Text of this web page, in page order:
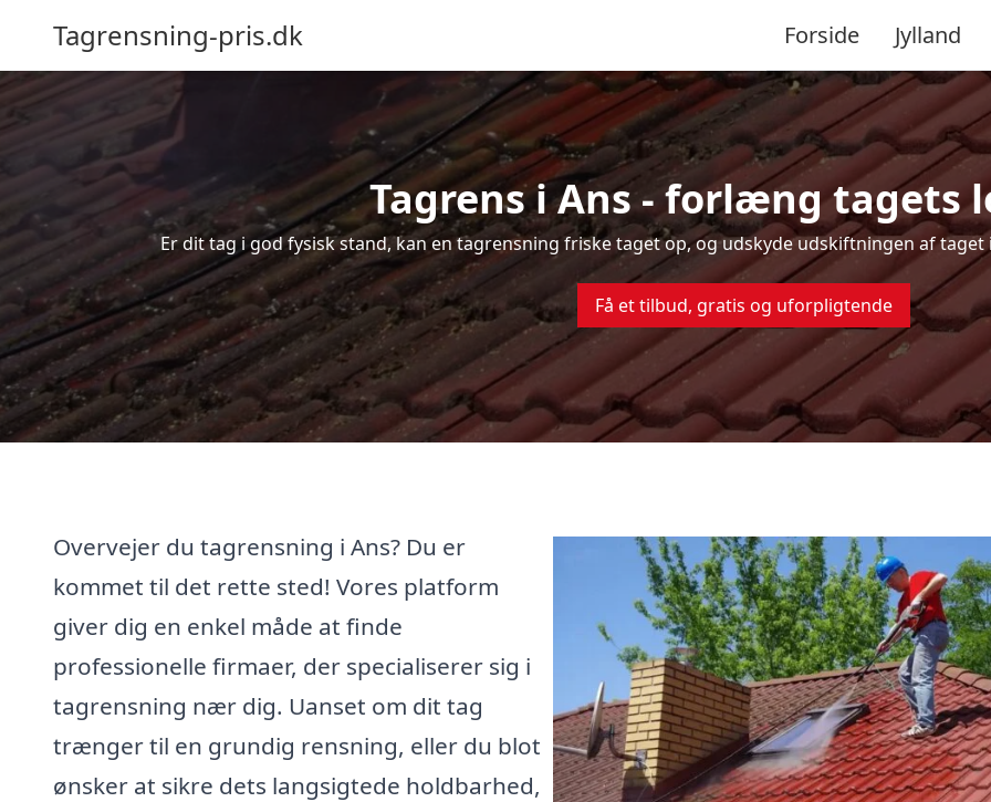
Tagrensning-pris.dk Forside Jylland
Tagrens i Ans - forlæng tagets
Er dit tag i god fysisk stand, kan en tagrensning friske taget op, og udskyde udskiftningen af taget
Få et tilbud, gratis og uforpligtende
Overvejer du tagrensning i Ans? Du er
kommet til det rette sted! Vores platform
giver dig en enkel måde at finde
professionelle firmaer, der specialiserer sig i
tagrensning nær dig. Uanset om dit tag
trænger til en grundig rensning, eller du blot
ønsker at sikre dets langsigtede holdbarhed,